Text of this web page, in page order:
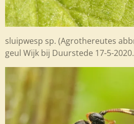
sluipwesp sp. (Agrothereutes
geul Wijk bij Duurstede 17-5-